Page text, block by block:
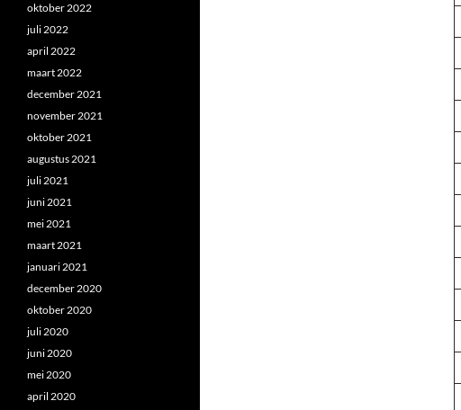
oktober 2022
juli 2022
april 2022
maart 2022
december 2021
november 2021
oktober 2021
augustus 2021
juli 2021
juni 2021
mei 2021
maart 2021
januari 2021
december 2020
oktober 2020
juli 2020
juni 2020
mei 2020
april 2020